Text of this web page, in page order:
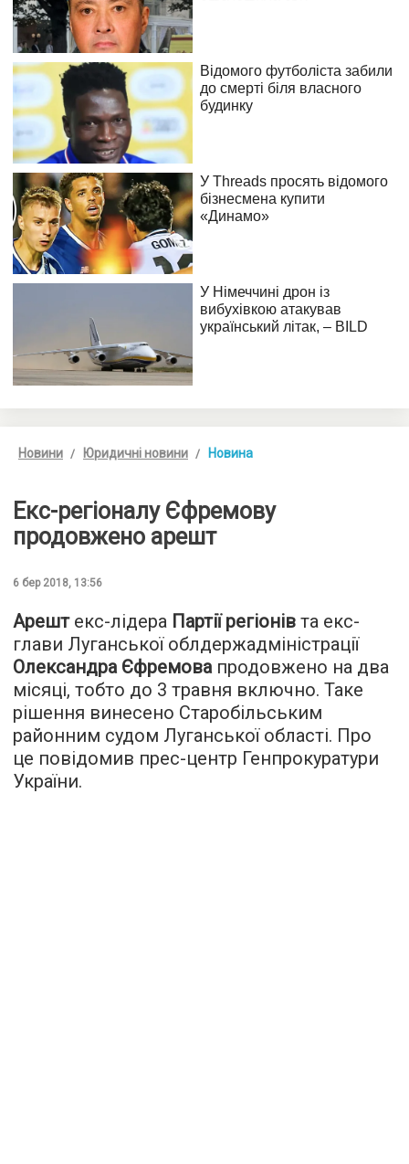
Новини Юридичні новини Новина
Екс-регіоналу Єфремову
продовжено арешт
6 бер 2018, 13:56
Арештекс-лідера Партії регіонів та екс-
глави Луганської облдержадміністрації
Олександра Єфремова продовжено на два
місяці, тобто до 3 травня включно. Таке
рішення винесено Старобільським
районним судом Луганської області. Про
це повідомив прес-центр Генпрокуратури
України.